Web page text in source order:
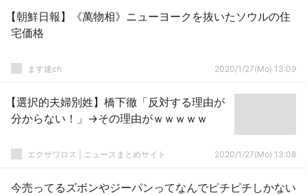
【朝鮮日報】《萬物相》ニューヨークを抜いたソウルの住
宅価格
ます速ch 2020/1/27(Mo) 13:09
【選択的夫婦別姓】橋下徹「反対する理由が
分からない！」→その理由がｗｗｗｗｗ
エクサワロス | ニュースまとめサイト 2020/1/27(Mo) 13:08
今売ってるズボンやジーパンってなんでピチピチしかない